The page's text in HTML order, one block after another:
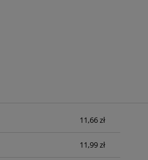
kosztów
11,66 zł
11,99 zł